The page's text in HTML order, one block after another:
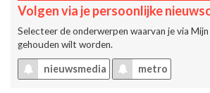
Volgen via je persoonlijke
Selecteer de onderwerpen waarvan je via
gehouden wilt worden.
nieuwsmedia metro